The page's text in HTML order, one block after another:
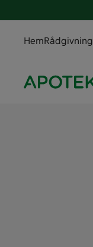
HemRådgivning